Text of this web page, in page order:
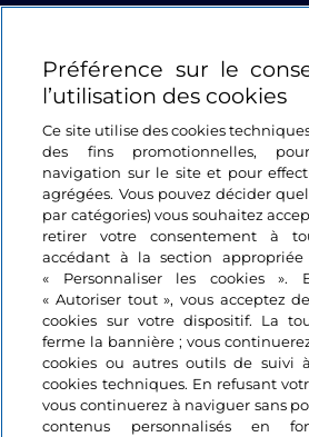
Se connecter
Suivez-nous
Préférence sur le
l’utilisation des cookies
Ce site utilise des cookies
des fins promotionnelles,
navigation sur le site et pour
agrégées. Vous pouvez décider
par catégories) vous souhaitez
retirer votre consentement à
accédant à la section
« Personnaliser les cookies ».
« Autoriser tout », vous acceptez
cookies sur votre dispositif. La
ferme la bannière ; vous
cookies ou autres outils de suivi
cookies techniques. En refusant
vous continuerez à naviguer sans
contenus personnalisés en